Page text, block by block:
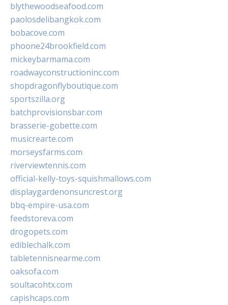
blythewoodseafood.com
paolosdelibangkok.com
bobacove.com
phoone24brookfield.com
mickeybarmama.com
roadwayconstructioninc.com
shopdragonflyboutique.com
sportszilla.org
batchprovisionsbar.com
brasserie-gobette.com
musicrearte.com
morseysfarms.com
riverviewtennis.com
official-kelly-toys-squishmallows.com
displaygardenonsuncrest.org
bbq-empire-usa.com
feedstoreva.com
drogopets.com
ediblechalk.com
tabletennisnearme.com
oaksofa.com
soultacohtx.com
capishcaps.com